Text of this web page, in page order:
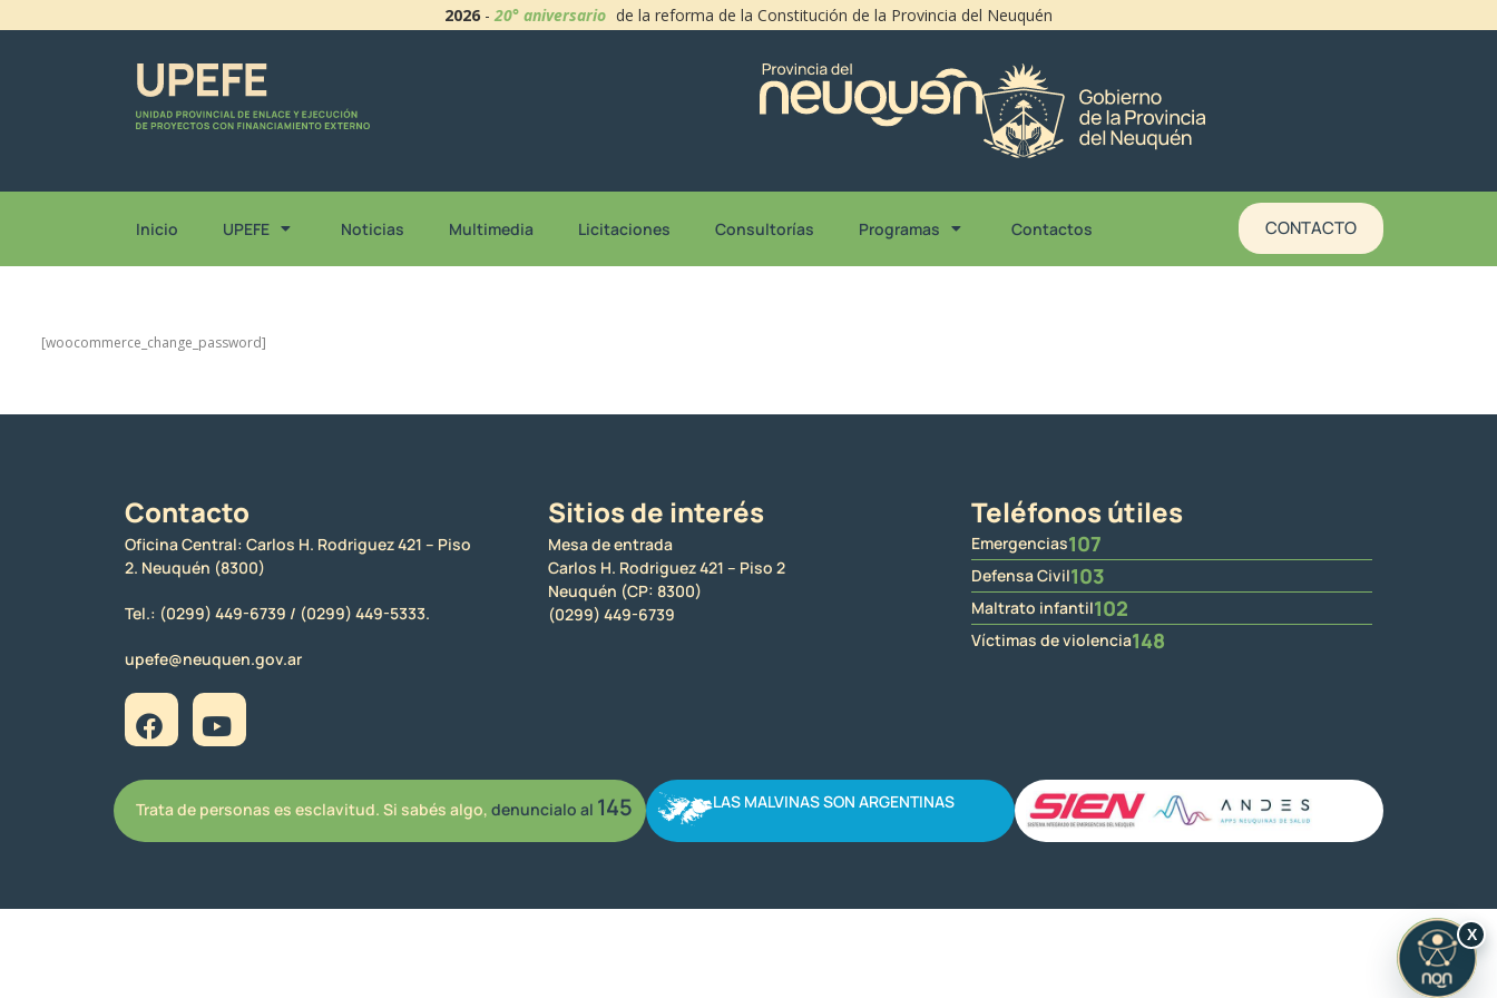
2026 -20° aniversario de la reforma de la Constitución de la Provincia del Neuquén
Inicio UPEFE Noticias Multimedia Licitaciones Consultorías Programas Contactos CONTACTO
[woocommerce_change_password]
Contacto
Oficina Central: Carlos H. Rodriguez 421 – Piso
2. Neuquén (8300)
Tel.: (0299) 449-6739 / (0299) 449-5333.
upefe@neuquen.gov.ar
Sitios de interés
Mesa de entrada
Carlos H. Rodriguez 421 – Piso 2
Neuquén (CP: 8300)
(0299) 449-6739
Teléfonos útiles
Emergencias107
Defensa Civil103
Maltrato infantil102
Víctimas de violencia148
Trata de personas es esclavitud. Si sabés algo, denuncialo al 145 LAS MALVINAS SON ARGENTINAS
X